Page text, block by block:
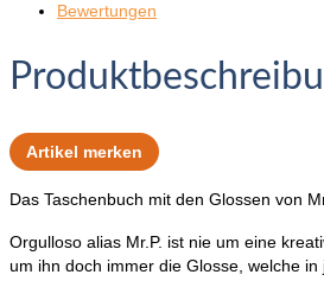
Bewertungen
Artikel merken
Das Taschenbuch mit den Glossen von
Orgulloso alias Mr.P. ist nie um eine
um ihn doch immer die Glosse, welche